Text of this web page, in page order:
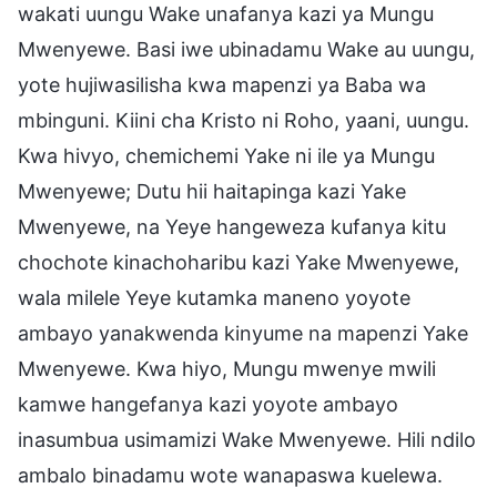
wakati uungu Wake unafanya kazi ya Mungu
Mwenyewe. Basi iwe ubinadamu Wake au uungu,
yote hujiwasilisha kwa mapenzi ya Baba wa
mbinguni. Kiini cha Kristo ni Roho, yaani, uungu.
Kwa hivyo, chemichemi Yake ni ile ya Mungu
Mwenyewe; Dutu hii haitapinga kazi Yake
Mwenyewe, na Yeye hangeweza kufanya kitu
chochote kinachoharibu kazi Yake Mwenyewe,
wala milele Yeye kutamka maneno yoyote
ambayo yanakwenda kinyume na mapenzi Yake
Mwenyewe. Kwa hiyo, Mungu mwenye mwili
kamwe hangefanya kazi yoyote ambayo
inasumbua usimamizi Wake Mwenyewe. Hili ndilo
ambalo binadamu wote wanapaswa kuelewa.